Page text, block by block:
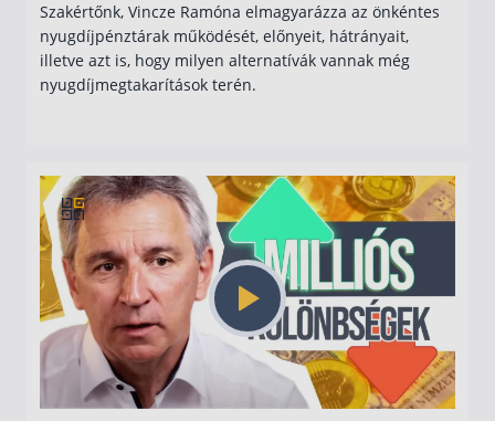
Szakértőnk, Vincze Ramóna elmagyarázza az önkéntes
nyugdíjpénztárak működését, előnyeit, hátrányait,
illetve azt is, hogy milyen alternatívák vannak még
nyugdíjmegtakarítások terén.